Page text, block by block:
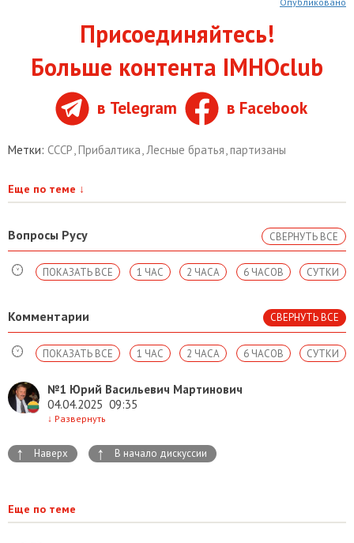
Присоединяйтесь!
Больше контента IMHOclub
в Telegram в Facebook
Метки: СССР Прибалтика Лесные братья партизаны
Еще по теме ↓
Вопросы Русу СВЕРНУТЬ ВСЕ
СУТКИ
6 ЧАСОВ
2 ЧАСА
1 ЧАС
ПОКАЗАТЬ ВСЕ
Комментарии СВЕРНУТЬ ВСЕ
СУТКИ
6 ЧАСОВ
2 ЧАСА
1 ЧАС
ПОКАЗАТЬ ВСЕ
№1 Юрий Васильевич Мартинович
04.04.2025 09:35
↓ Развернуть
↑ Наверх ↑ В начало дискуссии
Еще по теме